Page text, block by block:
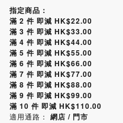
指定商品：
滿 2 件 即減 HK$22.00
滿 3 件 即減 HK$33.00
滿 4 件 即減 HK$44.00
滿 5 件 即減 HK$55.00
滿 6 件 即減 HK$66.00
滿 7 件 即減 HK$77.00
滿 8 件 即減 HK$88.00
滿 9 件 即減 HK$99.00
滿 10 件 即減 HK$110.00
適用通路： 網店 / 門市